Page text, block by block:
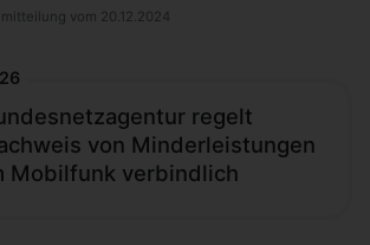
vom 20.12.2024
regelt
von Minderleistungen
Mobilfunk verbindlich